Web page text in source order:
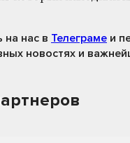
на нас в Телеграме и
новостях и